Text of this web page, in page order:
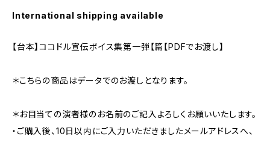
International shipping available
【台本】ココドル宣伝ボイス集第一弾【篇【PDFでお渡し】
＊こちらの商品はデータでのお渡しとなります。
＊お目当ての演者様のお名前のご記入よろしくお願いいたします。
・ご購入後、10日以内にご入力いただきましたメールアドレスへ、